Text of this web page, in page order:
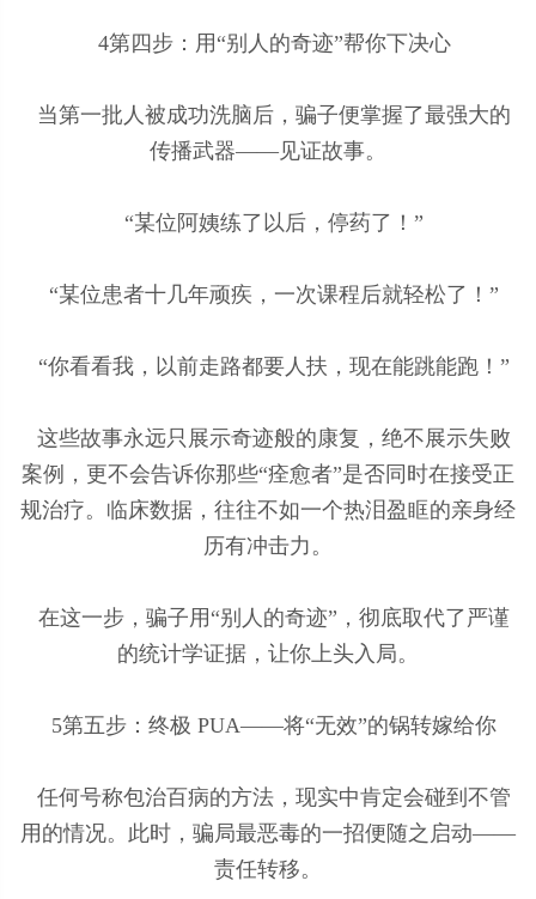
4第四步：用“别人的奇迹”帮你下决心
当第一批人被成功洗脑后，骗子便掌握了最强大的
传播武器——见证故事。
“某位阿姨练了以后，停药了！”
“某位患者十几年顽疾，一次课程后就轻松了！”
“你看看我，以前走路都要人扶，现在能跳能跑！”
这些故事永远只展示奇迹般的康复，绝不展示失败
案例，更不会告诉你那些“痊愈者”是否同时在接受正
规治疗。临床数据，往往不如一个热泪盈眶的亲身经
历有冲击力。
在这一步，骗子用“别人的奇迹”，彻底取代了严谨
的统计学证据，让你上头入局。
5第五步：终极 PUA——将“无效”的锅转嫁给你
任何号称包治百病的方法，现实中肯定会碰到不管
用的情况。此时，骗局最恶毒的一招便随之启动——
责任转移。